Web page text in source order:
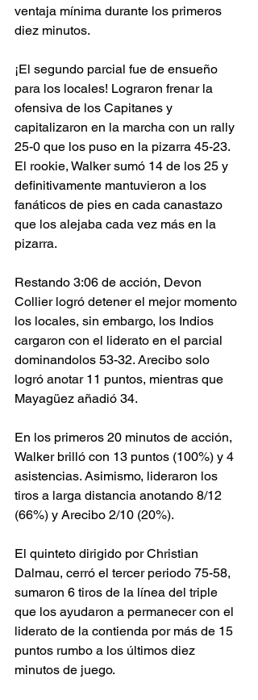
ventaja mínima durante los primeros
diez minutos.
¡El segundo parcial fue de ensueño
para los locales! Lograron frenar la
ofensiva de los Capitanes y
capitalizaron en la marcha con un rally
25-0 que los puso en la pizarra 45-23.
El rookie, Walker sumó 14 de los 25 y
definitivamente mantuvieron a los
fanáticos de pies en cada canastazo
que los alejaba cada vez más en la
pizarra.
Restando 3:06 de acción, Devon
Collier logró detener el mejor momento
los locales, sin embargo, los Indios
cargaron con el liderato en el parcial
dominandolos 53-32. Arecibo solo
logró anotar 11 puntos, mientras que
Mayagüez añadió 34.
En los primeros 20 minutos de acción,
Walker brilló con 13 puntos (100%) y 4
asistencias. Asimismo, lideraron los
tiros a larga distancia anotando 8/12
(66%) y Arecibo 2/10 (20%).
El quinteto dirigido por Christian
Dalmau, cerró el tercer periodo 75-58,
sumaron 6 tiros de la línea del triple
que los ayudaron a permanecer con el
liderato de la contienda por más de 15
puntos rumbo a los últimos diez
minutos de juego.